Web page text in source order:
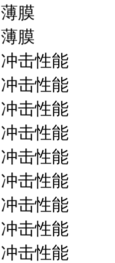
薄膜
薄膜
冲击性能
冲击性能
冲击性能
冲击性能
冲击性能
冲击性能
冲击性能
冲击性能
冲击性能